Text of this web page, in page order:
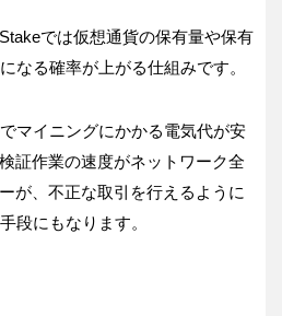
では仮想通貨の保有量や保有
なる確率が上がる仕組みです。
マイニングにかかる電気代が安
証作業の速度がネットワーク全
が、不正な取引を行えるように
段にもなります。